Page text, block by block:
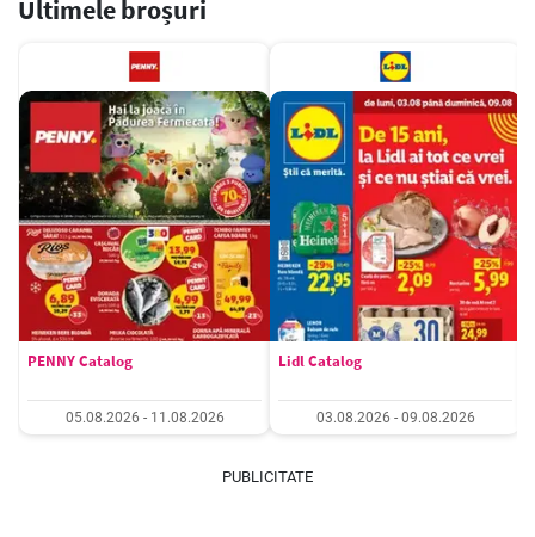
Ultimele broșuri
PENNY Catalog
05.08.2026 - 11.08.2026
Lidl Catalog
03.08.2026 - 09.08.2026
PUBLICITATE